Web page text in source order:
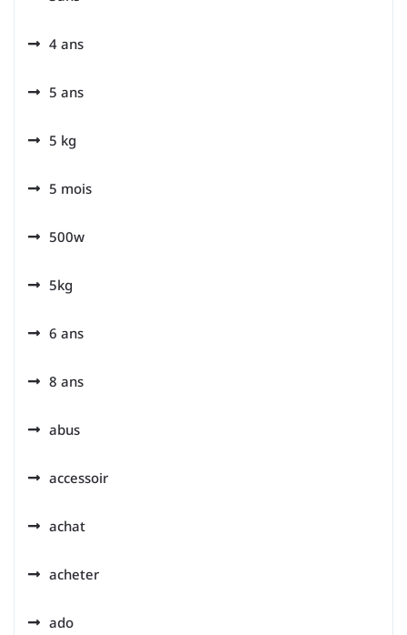
4 ans
5 ans
5 kg
5 mois
500w
5kg
6 ans
8 ans
abus
accessoir
achat
acheter
ado